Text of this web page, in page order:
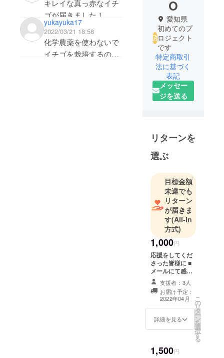
キレイな真っ赤なイチ
ゴが届きました！
ありがとうございま
す。
酸味が少なく瑞々しい
yukayuka17
2022/03/21 18:58
化学農薬を使わないで
イチゴを栽培するのは
O
愛知県
初めてのプ
ロジェクト
です
特定商取引
法に基づく
表記
メッセー
ジを送る
リターンを
選ぶ
目標金額
未達でも
リターン
が届きま
す(All-in
方式)
1,000円
応援をしてくだ
さった皆様に ■
メールにて感謝
の気持ちを込め
てお礼のメッ
セージを送らせ
ていただきま
す。 ※4月より随
時発送
支援者：3人
お届け予定：
2022年04月
詳細を見る
こ
の
リ
タ
ー
ン
を
選
択
す
る
1,500円